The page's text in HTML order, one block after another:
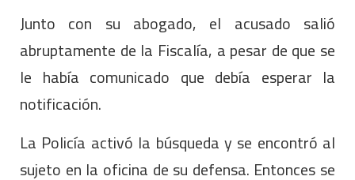
Junto con su abogado, el acusado salió
abruptamente de la Fiscalía, a pesar de que se
le había comunicado que debía esperar la
notificación.
La Policía activó la búsqueda y se encontró al
sujeto en la oficina de su defensa. Entonces se